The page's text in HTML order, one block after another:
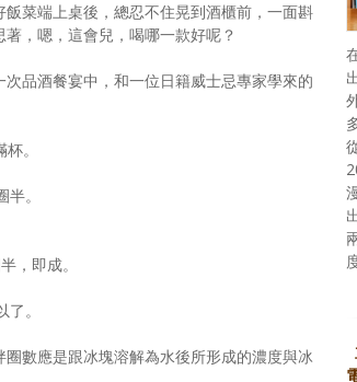
菜端上桌後，總忍不住晃到酒櫃前，一面斟
，嗯，這會兒，喝哪一款好呢？
品酒餐宴中，和一位日籍威士忌專家學來的
。
。
，即成。
。
數應是跟冰塊溶解為水後所形成的濃度與冰